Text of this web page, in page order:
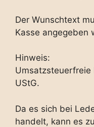
Der Wunschtext
Kasse angegeben
Hinweis:
Umsatzsteuerfreie
UStG.
Da es sich bei
handelt, kann es